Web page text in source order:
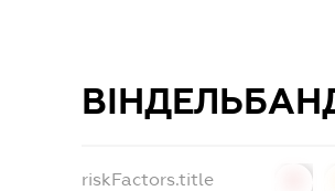
riskFactors.title